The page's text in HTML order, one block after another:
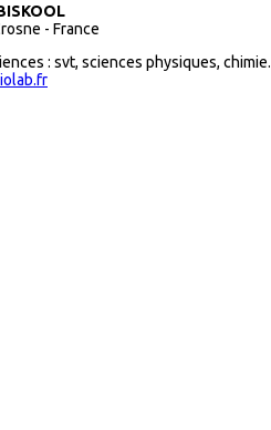
- France
: svt, sciences physiques, chimie.